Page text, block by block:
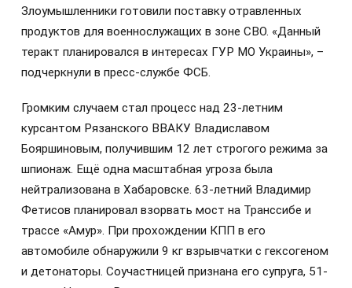
Злоумышленники готовили поставку отравленных
продуктов для военнослужащих в зоне СВО. «Данный
теракт планировался в интересах ГУР МО Украины», –
подчеркнули в пресс-службе ФСБ.
Громким случаем стал процесс над 23‑летним
курсантом Рязанского ВВАКУ Владиславом
Бояршиновым, получившим 12 лет строгого режима за
шпионаж. Ещё одна масштабная угроза была
нейтрализована в Хабаровске. 63-летний Владимир
Фетисов планировал взорвать мост на Транссибе и
трассе «Амур». При прохождении КПП в его
автомобиле обнаружили 9 кг взрывчатки с гексогеном
и детонаторы. Соучастницей признана его супруга, 51-